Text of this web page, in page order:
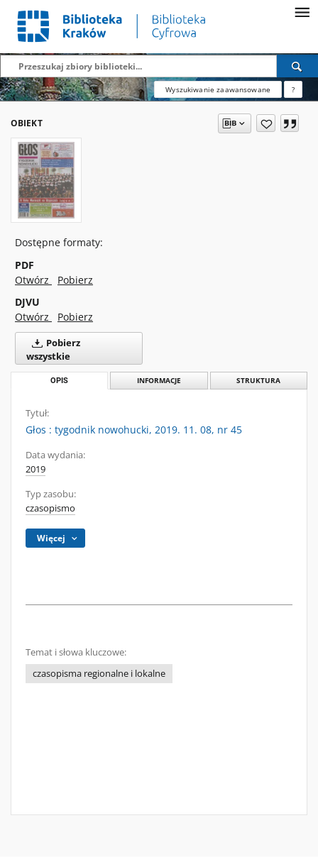
Wyszukiwanie zaawansowane ?
OBIEKT
Dostępne formaty:
PDF
Otwórz
Pobierz
DJVU
Otwórz
Pobierz
Pobierz
wszystkie
OPIS INFORMACJE STRUKTURA
Tytuł:
Głos : tygodnik nowohucki, 2019. 11. 08, nr 45
Data wydania:
2019
Typ zasobu:
czasopismo
Więcej
Temat i słowa kluczowe:
czasopisma regionalne i lokalne